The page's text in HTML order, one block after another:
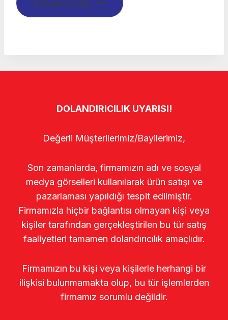
Devamını oku
DOLANDIRICILIK UYARISI!
Değerli Müşterilerimiz/Bayilerimiz,
Son zamanlarda, firmamızın adı ve sosyal
medya görselleri kullanılarak ürün satışı ve
pazarlaması yapıldığı tespit edilmiştir.
Firmamızla hiçbir bağlantısı olmayan kişi veya
kişiler tarafından gerçekleştirilen bu tür satış
faaliyetleri tamamen dolandırıcılık amaçlıdır.
Firmamızın bu kişi veya kişilerle herhangi bir
ilişkisi bulunmamakta olup, bu tür işlemlerden
firmamız sorumlu değildir.